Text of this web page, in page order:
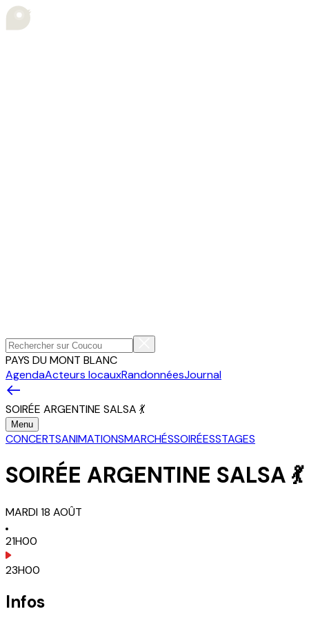
PAYS DU MONT BLANC
AgendaActeurs locauxRandonnéesJournal
SOIRÉE ARGENTINE SALSA 💃
Menu
CONCERTSANIMATIONSMARCHÉSSOIRÉESSTAGES
SOIRÉE ARGENTINE SALSA 💃
MARDI18 AOÛT
21H00
23H00
Infos